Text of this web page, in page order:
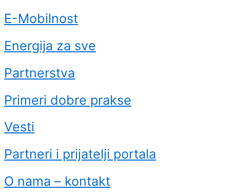
E-Mobilnost
Energija za sve
Partnerstva
Primeri dobre prakse
Vesti
Partneri i prijatelji portala
O nama – kontakt